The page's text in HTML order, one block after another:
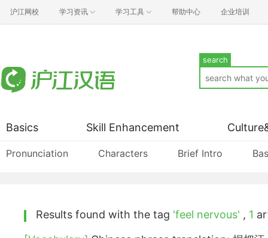
沪江网校 学习资讯 学习工具 帮助中心 企业培训
search
Basics
Pronunciation Characters Brief Intro
Skill Enhancement
Results found with the tag 'feel nervous' , 1